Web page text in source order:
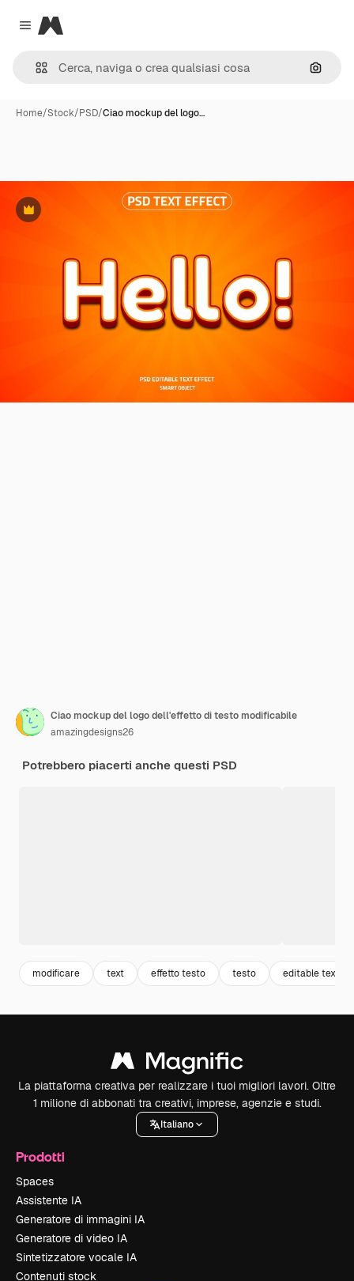
Close menu
Magnific
Cerca
Home/Stock/PSD/Ciao mockup del logo…
Premium
Ciao mockup del logo dell'effetto di testo modificabile
amazingdesigns26
Potrebbero piacerti anche questi PSD
modificare text effetto testo testo editable text
La piattaforma creativa per realizzare i tuoi migliori lavori. Oltre
1 milione di abbonati tra creativi, imprese, agenzie e studi.
Italiano
Prodotti
Spaces
Assistente IA
Generatore di immagini IA
Generatore di video IA
Sintetizzatore vocale IA
Contenuti stock